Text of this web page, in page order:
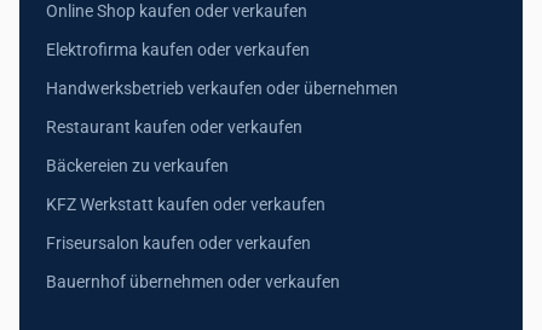
Online Shop kaufen oder verkaufen
Elektrofirma kaufen oder verkaufen
Handwerksbetrieb verkaufen oder übernehmen
Restaurant kaufen oder verkaufen
Bäckereien zu verkaufen
KFZ Werkstatt kaufen oder verkaufen
Friseursalon kaufen oder verkaufen
Bauernhof übernehmen oder verkaufen